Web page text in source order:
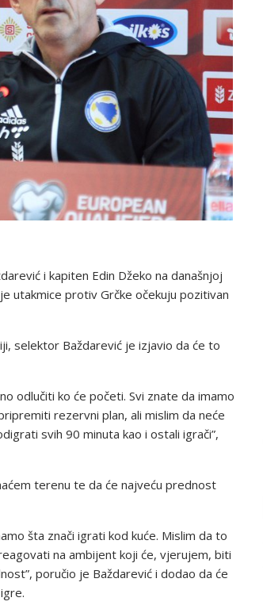
i kapiten Edin Džeko na današnjoj
utakmice protiv Grčke očekuju pozitivan
selektor Baždarević je izjavio da će to
odlučiti ko će početi. Svi znate da imamo
rezervni plan, ali mislim da neće
svih 90 minuta kao i ostali igrači”,
terenu te da će najveću prednost
šta znači igrati kod kuće. Mislim da to
na ambijent koji će, vjerujem, biti
poručio je Baždarević i dodao da će